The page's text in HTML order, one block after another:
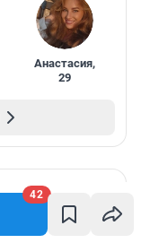
42
Анастасия,
29
мира без